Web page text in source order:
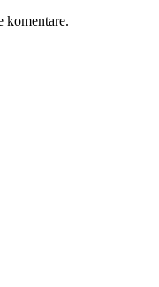
komentare.